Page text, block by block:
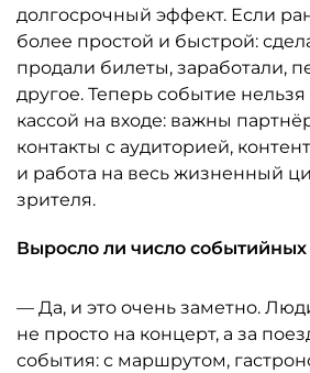
долгосрочный эффект. Если
более простой и быстрой:
продали билеты, заработали,
другое. Теперь событие нельзя
кассой на входе: важны
контакты с аудиторией,
и работа на весь жизненный
зрителя.
Выросло ли число событийных
— Да, и это очень заметно.
не просто на концерт, а за
события: с маршрутом,